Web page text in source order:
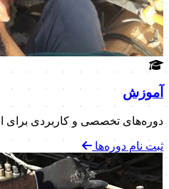
آموزش
دوره‌های تخصصی و کاربردی برای
ثبت نام دوره‌ها